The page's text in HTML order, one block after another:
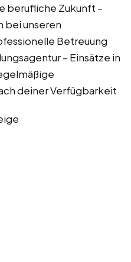
berufliche Zukunft –
bei unseren
Betreuung
– Einsätze in
deiner Verfügbarkeit